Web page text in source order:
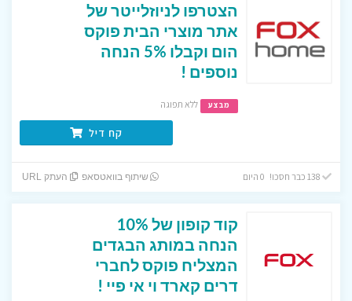
הצטרפו לניוזלייטר של
אתר מוצרי הבית פוקס
הום וקבלו 5% הנחה
נוספים !
מבצע ללא תפוגה
קח דיל
138 כבר חסכו! 0 היום שיתוף בוואטסאפ העתק URL
קוד קופון של 10%
הנחה במותג הבגדים
המצליח פוקס לחברי
דרים קארד וי אי פיי !